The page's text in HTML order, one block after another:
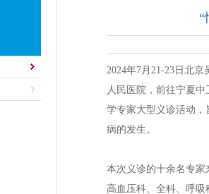
2024年7月21-23日北
人民医院，前往宁夏
学专家大型义诊活动
病的发生。
本次义诊的十余名专
高血压科、全科、呼